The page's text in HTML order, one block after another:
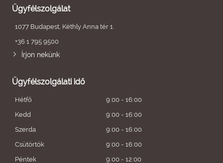
Ügyfélszolgálat
1077 Budapest, Kéthly Anna tér 1.
+36 1 795 9500
Írjon nekünk
Ügyfélszolgálati idő
Hétfő
9:00 - 16:00
Kedd
9:00 - 16:00
Szerda
9:00 - 16:00
Csütörtök
9:00 - 16:00
Péntek
9:00 - 12:00